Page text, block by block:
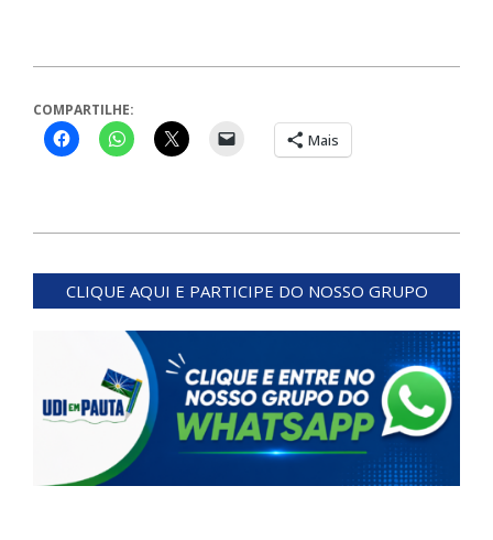
COMPARTILHE:
Mais
09-
CLIQUE AQUI E PARTICIPE DO NOSSO GRUPO